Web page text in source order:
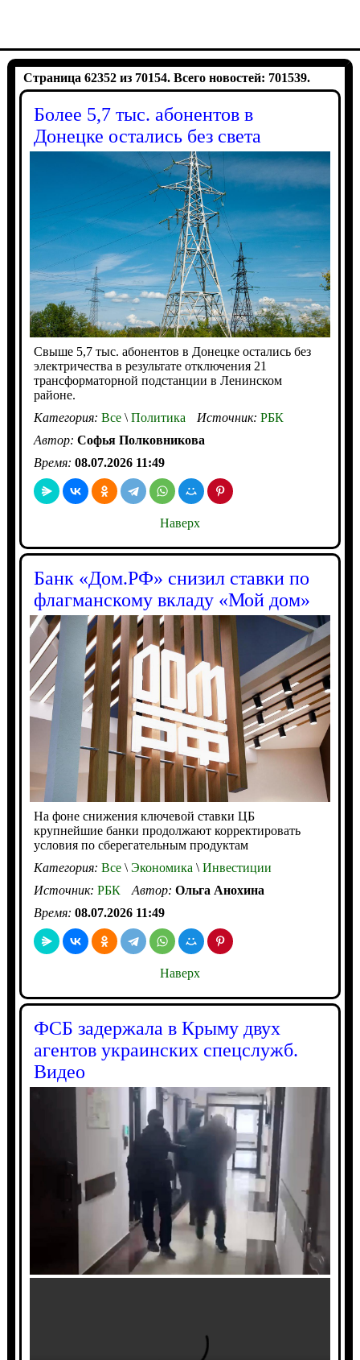
Страница 62352 из 70154. Всего новостей: 701539.
Более 5,7 тыс. абонентов в
Донецке остались без света
Свыше 5,7 тыс. абонентов в Донецке остались без
электричества в результате отключения 21
трансформаторной подстанции в Ленинском
районе.
Категория: Все\Политика Источник: РБК
Автор: Софья Полковникова
Время: 08.07.2026 11:49
Наверх
Банк «Дом.РФ» снизил ставки по
флагманскому вкладу «Мой дом»
На фоне снижения ключевой ставки ЦБ
крупнейшие банки продолжают корректировать
условия по сберегательным продуктам
Категория: Все\Экономика \Инвестиции
Источник: РБК Автор: Ольга Анохина
Время: 08.07.2026 11:49
Наверх
ФСБ задержала в Крыму двух
агентов украинских спецслужб.
Видео